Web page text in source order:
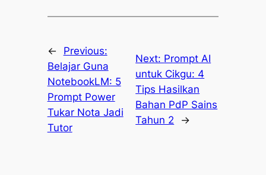
←
Previous:
Belajar Guna
NotebookLM: 5
Prompt Power
Tukar Nota Jadi
Tutor
Next: Prompt AI
untuk Cikgu: 4
Tips Hasilkan
Bahan PdP Sains
Tahun 2
→